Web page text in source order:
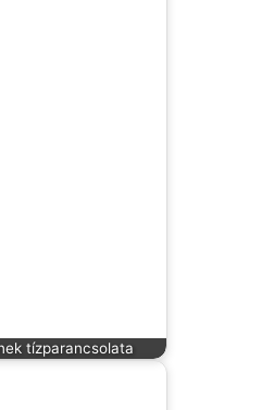
tízparancsolata